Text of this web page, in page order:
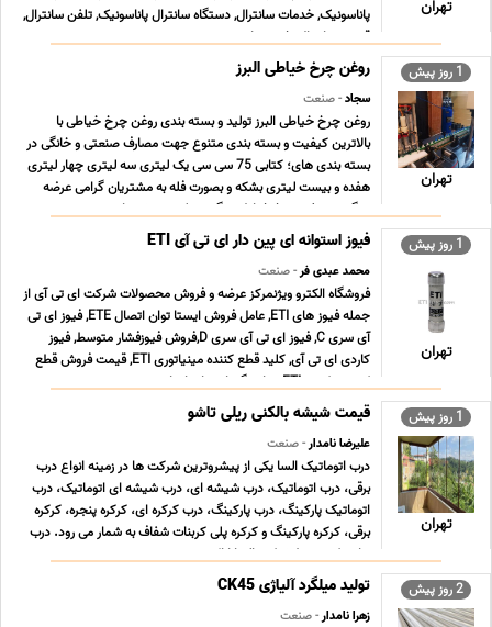
تهران
پاناسونیک, خدمات سانترال, دستگاه سانترال پاناسونیک, تلفن سانترال,
قیمت سانترال, خرید سا ... ...
1 روز پیش
تهران
روغن چرخ خیاطی البرز
سجاد- صنعت
روغن چرخ خیاطی البرز تولید و بسته بندی روغن چرخ خیاطی با
بالاترین کیفیت و بسته بندی متنوع جهت مصارف صنعتی و خانگی در
بسته بندی های؛ کتابی 75 سی سی یک لیتری سه لیتری چهار لیتری
هفده و بیست لیتری بشکه و بصورت فله به مشتریان گرامی عرضه
میگردد. روغن چرخ خیاطی چگونه تولید می شود اهمیت ... ...
1 روز پیش
تهران
فیوز استوانه ای پین دار ای تی آی ETI
محمد عبدی فر- صنعت
فروشگاه الکترو ویژنمرکز عرضه و فروش محصولات شرکت ای تی آی از
جمله فیوز های ETI, عامل فروش ایستا توان اتصال ETE, فیوز ای تی
آی سری C, فیوز ای تی آی سری D,فروش فیوزفشار متوسط, فیوز
کاردی ای تی آی, کلید قطع کننده مینیاتوری ETI, قیمت فروش قطع
کننده ترکیبی ETI, نمایندگی ایستا توان اتص ... ...
1 روز پیش
تهران
قیمت شیشه بالکنی ریلی تاشو
علیرضا نامدار- صنعت
درب اتوماتیک السا یکی از پیشروترین شرکت ها در زمینه انواع درب
برقی، درب اتوماتیک، درب شیشه ای، درب شیشه ای اتوماتیک، درب
اتوماتیک پارکینگ، درب پارکینگ، درب کرکره ای، کرکره پنجره، کرکره
برقی، کرکره پارکینگ و کرکره پلی کربنات شفاف به شمار می رود. درب
هایی که توسط شرکت السا ارائه می ... ...
2 روز پیش تولید میلگرد آلیاژی CK45
زهرا نامدار- صنعت